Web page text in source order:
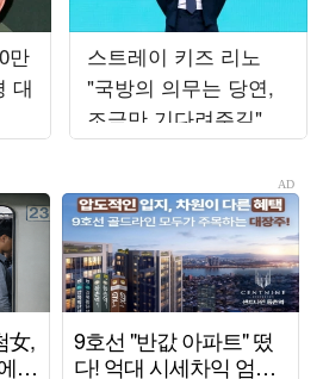
만
대
스트레이 키즈 리노
"국방의 의무는 당연,
조금만 기다려주길"